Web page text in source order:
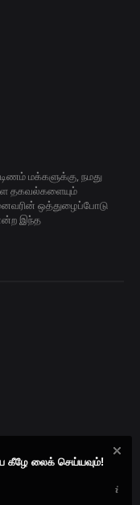
மக்களுக்கு, நமது
தகவல்களையும்
ஒத்துழைப்போடு
இந்த
கீழே லைக் செய்யவும்!